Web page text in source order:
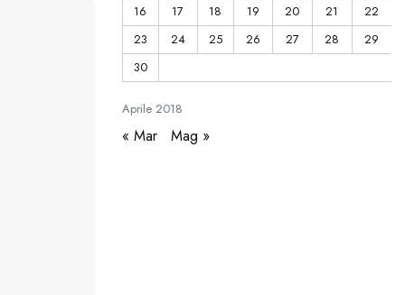
Aprile2018
16
17 18 19 20 21
22
23
24 25 26 27 28
29
30
« Mar Mag »